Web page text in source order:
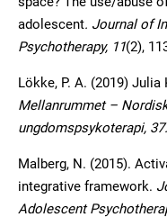
adolescent. Journal of
Psychotherapy, 11(2),
Lökke, P. A. (2019)
Mellanrummet –
ungdomspsykoterapi, 37.
Malberg, N. (2015).
integrative framework.
Adolescent